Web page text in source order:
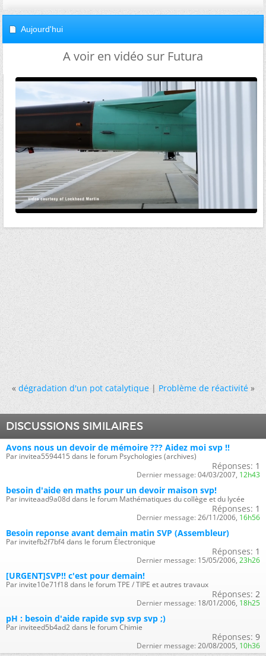
Aujourd'hui
A voir en vidéo sur Futura
« dégradation d'un pot catalytique|Problème de réactivité »
DISCUSSIONS SIMILAIRES
Avons nous un devoir de mémoire ??? Aidez moi svp !!
Par invitea5594415 dans le forum Psychologies (archives)
Réponses: 1
Dernier message: 04/03/2007, 12h43
besoin d'aide en maths pour un devoir maison svp!
Par inviteaad9a08d dans le forum Mathématiques du collège et du lycée
Réponses: 1
Dernier message: 26/11/2006, 16h56
Besoin reponse avant demain matin SVP (Assembleur)
Par invitefb2f7bf4 dans le forum Électronique
Réponses: 1
Dernier message: 15/05/2006, 23h26
[URGENT]SVP!! c'est pour demain!
Par invite10e71f18 dans le forum TPE / TIPE et autres travaux
Réponses: 2
Dernier message: 18/01/2006, 18h25
pH : besoin d'aide rapide svp svp svp ;)
Par inviteed5b4ad2 dans le forum Chimie
Réponses: 9
Dernier message: 20/08/2005, 10h36